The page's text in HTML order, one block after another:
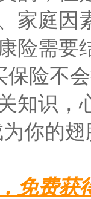
家庭因
险需要
险不
知识，
你的
免费获